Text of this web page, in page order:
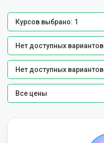
Курсов выбрано: 1
Нет доступных вариантов
Нет доступных вариантов
Все цены